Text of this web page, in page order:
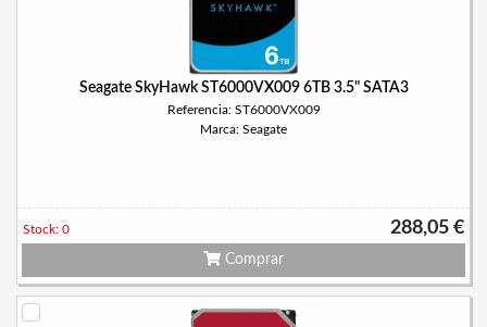
Seagate SkyHawk ST6000VX009 6TB 3.5" SATA3
Referencia: ST6000VX009
Marca: Seagate
288,05 €
Stock: 0
Comprar